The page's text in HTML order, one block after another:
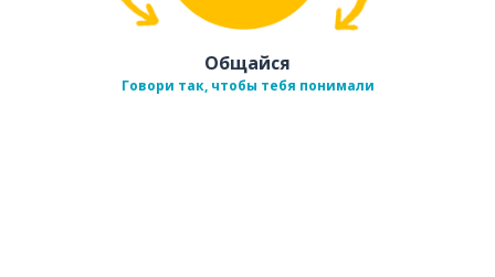
Общайся
Говори так, чтобы тебя понимали